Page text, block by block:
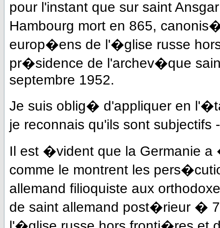
pour l'instant que sur saint
Hambourg mort en 865,
europ�ens de l'�glise russe
pr�sidence de l'archev�que
septembre 1952.
Je suis oblig� d'appliquer en
je reconnais qu'ils sont
Il est �vident que la
comme le montrent les
allemand filioquiste aux
de saint allemand post�rieur �